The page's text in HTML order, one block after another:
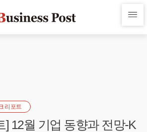
리포트
] 12월 기업 동향과 전망-K